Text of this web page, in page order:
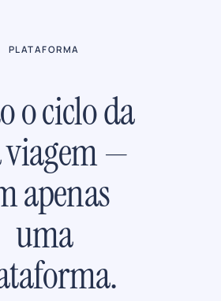
PLATAFORMA
o ciclo da
viagem —
apenas
uma